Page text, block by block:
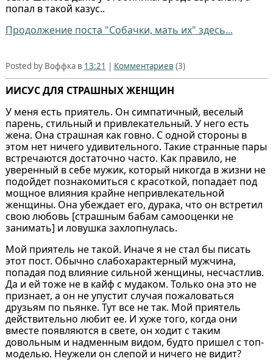
попал в такой казус..
Продолжение поста "Собачки, мать их" здесь...
Posted by Воффка в 13:21 | Комментариев (3)
ИИСУС ДЛЯ СТРАШНЫХ ЖЕНЩИН
У меня есть приятель. Он симпатичный, веселый
парень, стильный и привлекательный. У него есть
жена. Она страшная как говно. С одной стороны в
этом нет ничего удивительного. Такие странные пары
встречаются достаточно часто. Как правило, не
уверенный в себе мужик, который никогда в жизни не
подойдет познакомиться с красоткой, попадает под
мощное влияния крайне непривлекательной
женщины. Она убеждает его, дурака, что он встретил
свою любовь [страшным бабам самооценки не
занимать] и ловушка захлопнулась.
Мой приятель не такой. Иначе я не стал бы писать
этот пост. Обычно слабохарактерный мужчина,
попадая под влияние сильной женщины, несчастлив.
Да и ей тоже не в кайф с мудаком. Только она это не
признает, а он не упустит случая пожаловаться
друзьям по пьянке. Тут все не так. Мой приятель
действительно любит ее. И хуже того, когда они
вместе появляются в свете, он ходит с таким
довольным и надменным видом, будто пришел с топ-
моделью. Неужели он слепой и ничего не видит?